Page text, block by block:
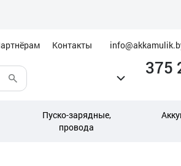
Контакты
375
Пуско-зарядные,
провода